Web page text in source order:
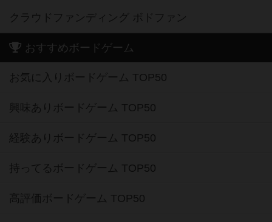
クラウドファンディング ボドファン
おすすめボードゲーム
お気に入りボードゲーム TOP50
興味ありボードゲーム TOP50
経験ありボードゲーム TOP50
持ってるボードゲーム TOP50
高評価ボードゲーム TOP50